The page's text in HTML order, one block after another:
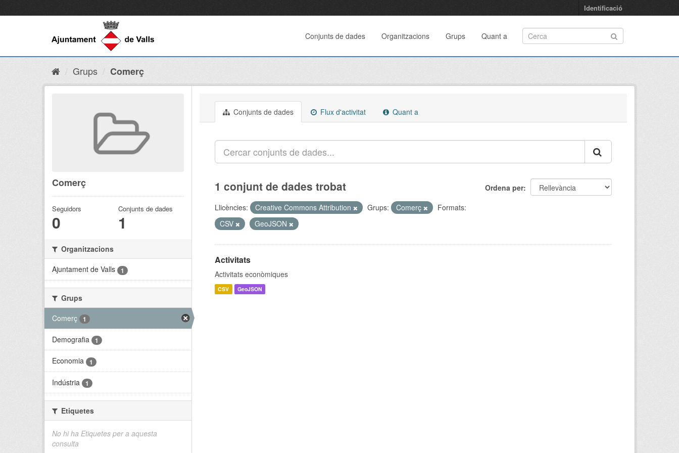
Identificació
Conjunts de dades Organitzacions Grups Quant a
Grups Comerç
Comerç
Seguidors
0
Conjunts de dades
1
Organitzacions
Ajuntament de Valls
1
Grups
Comerç
1
Demografia 1
Economia 1
Indústria 1
Etiquetes
No hi ha Etiquetes per a aquesta
consulta
Conjunts de dades Flux d'activitat Quant a
Ordena per
1 conjunt de dades trobat
Llicències: Creative Commons Attribution Grups: Comerç
Formats:
CSV
GeoJSON
Activitats
Activitats econòmiques
CSV GeoJSON